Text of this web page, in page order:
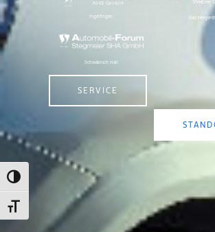
UMSCHALTEN AUF HOHE
SCHRIFT VERGRÖSSERN
Ingelfingen Bad
Schwäbisch Hall
SERVICE